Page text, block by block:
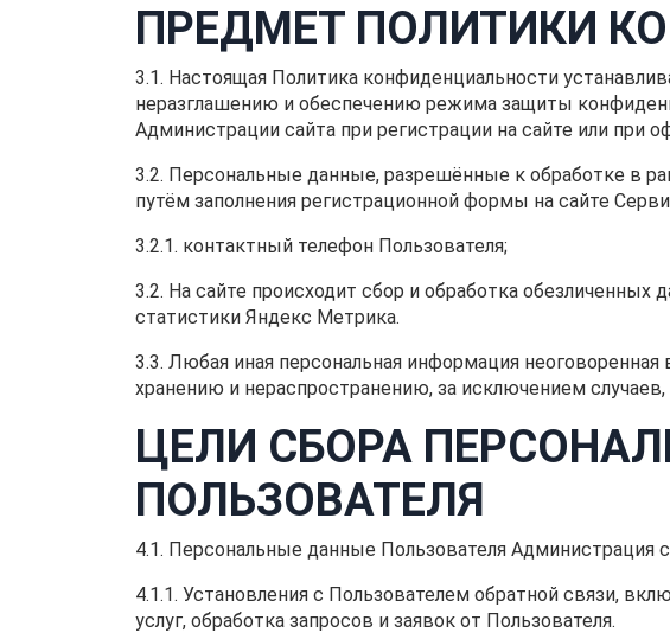
ПРЕДМЕТ ПОЛИТИКИ
3.1. Настоящая Политика конфиденциальности
неразглашению и обеспечению режима защиты
Администрации сайта при регистрации на сайте или при
3.2. Персональные данные, разрешённые к обработке в
путём заполнения регистрационной формы на cайте
3.2.1. контактный телефон Пользователя;
3.2. На сайте происходит сбор и обработка
статистики Яндекс Метрика.
3.3. Любая иная персональная информация
хранению и нераспространению, за исключением
ЦЕЛИ СБОРА
ПОЛЬЗОВАТЕЛЯ
4.1. Персональные данные Пользователя Администрация
4.1.1. Установления с Пользователем обратной связи,
услуг, обработка запросов и заявок от Пользователя.